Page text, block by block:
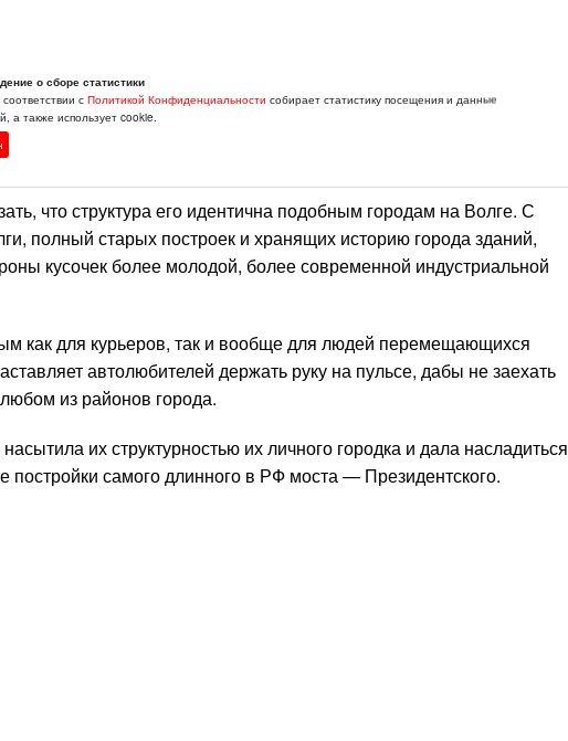
фото от кого-то из друзей
что структура его идентична подобным городам на Волге. С
полный старых построек и хранящих историю города зданий,
кусочек более молодой, более современной индустриальной
как для курьеров, так и вообще для людей перемещающихся
автолюбителей держать руку на пульсе, дабы не заехать
из районов города.
их структурностью их личного городка и дала насладиться
самого длинного в РФ моста — Президентского.
о сборе статистики
с Политикой Конфиденциальности собирает статистику посещения и данные
а также использует cookie.